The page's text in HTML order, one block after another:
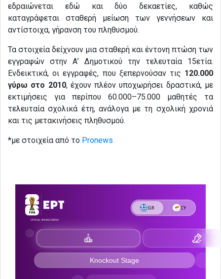
εδραιώνεται εδώ και δύο δεκαετίες, καθώς
καταγράφεται σταθερή μείωση των γεννήσεων και
αντίστοιχα, γήρανση του πληθυσμού.
Τα στοιχεία δείχνουν μια σταθερή και έντονη πτώση των
εγγραφών στην Α’ Δημοτικού την τελευταία 15ετία.
Ενδεικτικά, οι εγγραφές, που ξεπερνούσαν τις 120.000
γύρω στο 2010, έχουν πλέον υποχωρήσει δραστικά, με
εκτιμήσεις για περίπου 60.000–75.000 μαθητές τα
τελευταία σχολικά έτη, ανάλογα με τη σχολική χρονιά
και τις μετακινήσεις πληθυσμού.
*με στοιχεία από το Pronews